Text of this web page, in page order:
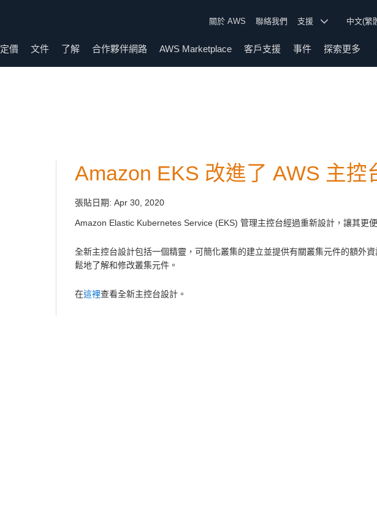
關於 AWS 聯絡我們 支援 中文(
定價 文件 了解 合作夥伴網路 AWS Marketplace 客戶支援 事件 探索更多
Amazon EKS 改進了 AWS 主控
張貼日期: Apr 30, 2020
Amazon Elastic Kubernetes Service (EKS) 管理主控台經過重新設計，讓其更
全新主控台設計包括一個精靈，可簡化叢集的建立並提供有關叢集元件的額外
鬆地了解和修改叢集元件。
在這裡查看全新主控台設計。